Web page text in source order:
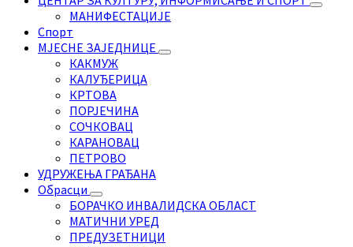
МАНИФЕСТАЦИЈЕ
Спорт
МЈЕСНЕ ЗАЈЕДНИЦЕ
КАКМУЖ
КАЛУЂЕРИЦА
КРТОВА
ПОРЈЕЧИНА
СОЧКОВАЦ
КАРАНОВАЦ
ПЕТРОВО
УДРУЖЕЊА ГРАЂАНА
Обрасци
БОРАЧКО ИНВАЛИДСКА ОБЛАСТ
МАТИЧНИ УРЕД
ПРЕДУЗЕТНИЦИ